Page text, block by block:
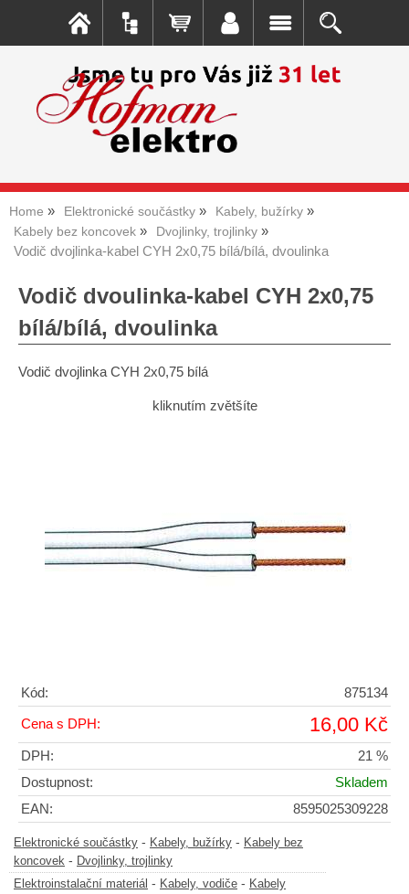
Home Elektronické součástky
Kabely, bužírky
Kabely bez koncovek
Dvojlinky, trojlinky
Vodič dvojlinka-kabel CYH 2x0,75 bílá/bílá, dvoulinka
Vodič dvoulinka-kabel CYH 2x0,75
bílá/bílá, dvoulinka
Vodič dvojlinka CYH 2x0,75 bílá
kliknutím zvětšíte
Kód: 875134
Cena s DPH: 16,00 Kč
DPH:
21 %
Dostupnost:
Skladem
EAN:
8595025309228
Elektronické součástky - Kabely, bužírky - Kabely bez
koncovek - Dvojlinky, trojlinky
Elektroinstalační materiál - Kabely, vodiče - Kabely